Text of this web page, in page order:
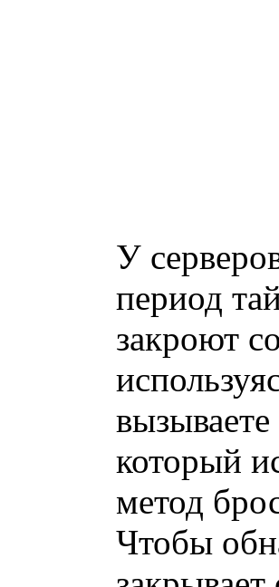
У
период
закроют
который
метод
Чтобы